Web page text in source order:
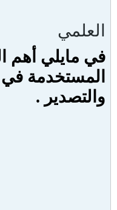
العلمي
في مايلي أهم
المستخدمة في
والتصدير .